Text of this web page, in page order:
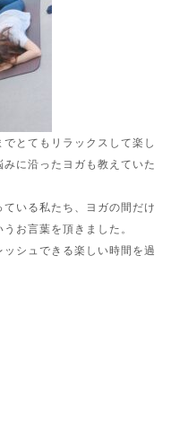
とてもリラックスして楽し
に沿ったヨガも教えていた
いる私たち、ヨガの間だけ
お言葉を頂きました。
シュできる楽しい時間を過